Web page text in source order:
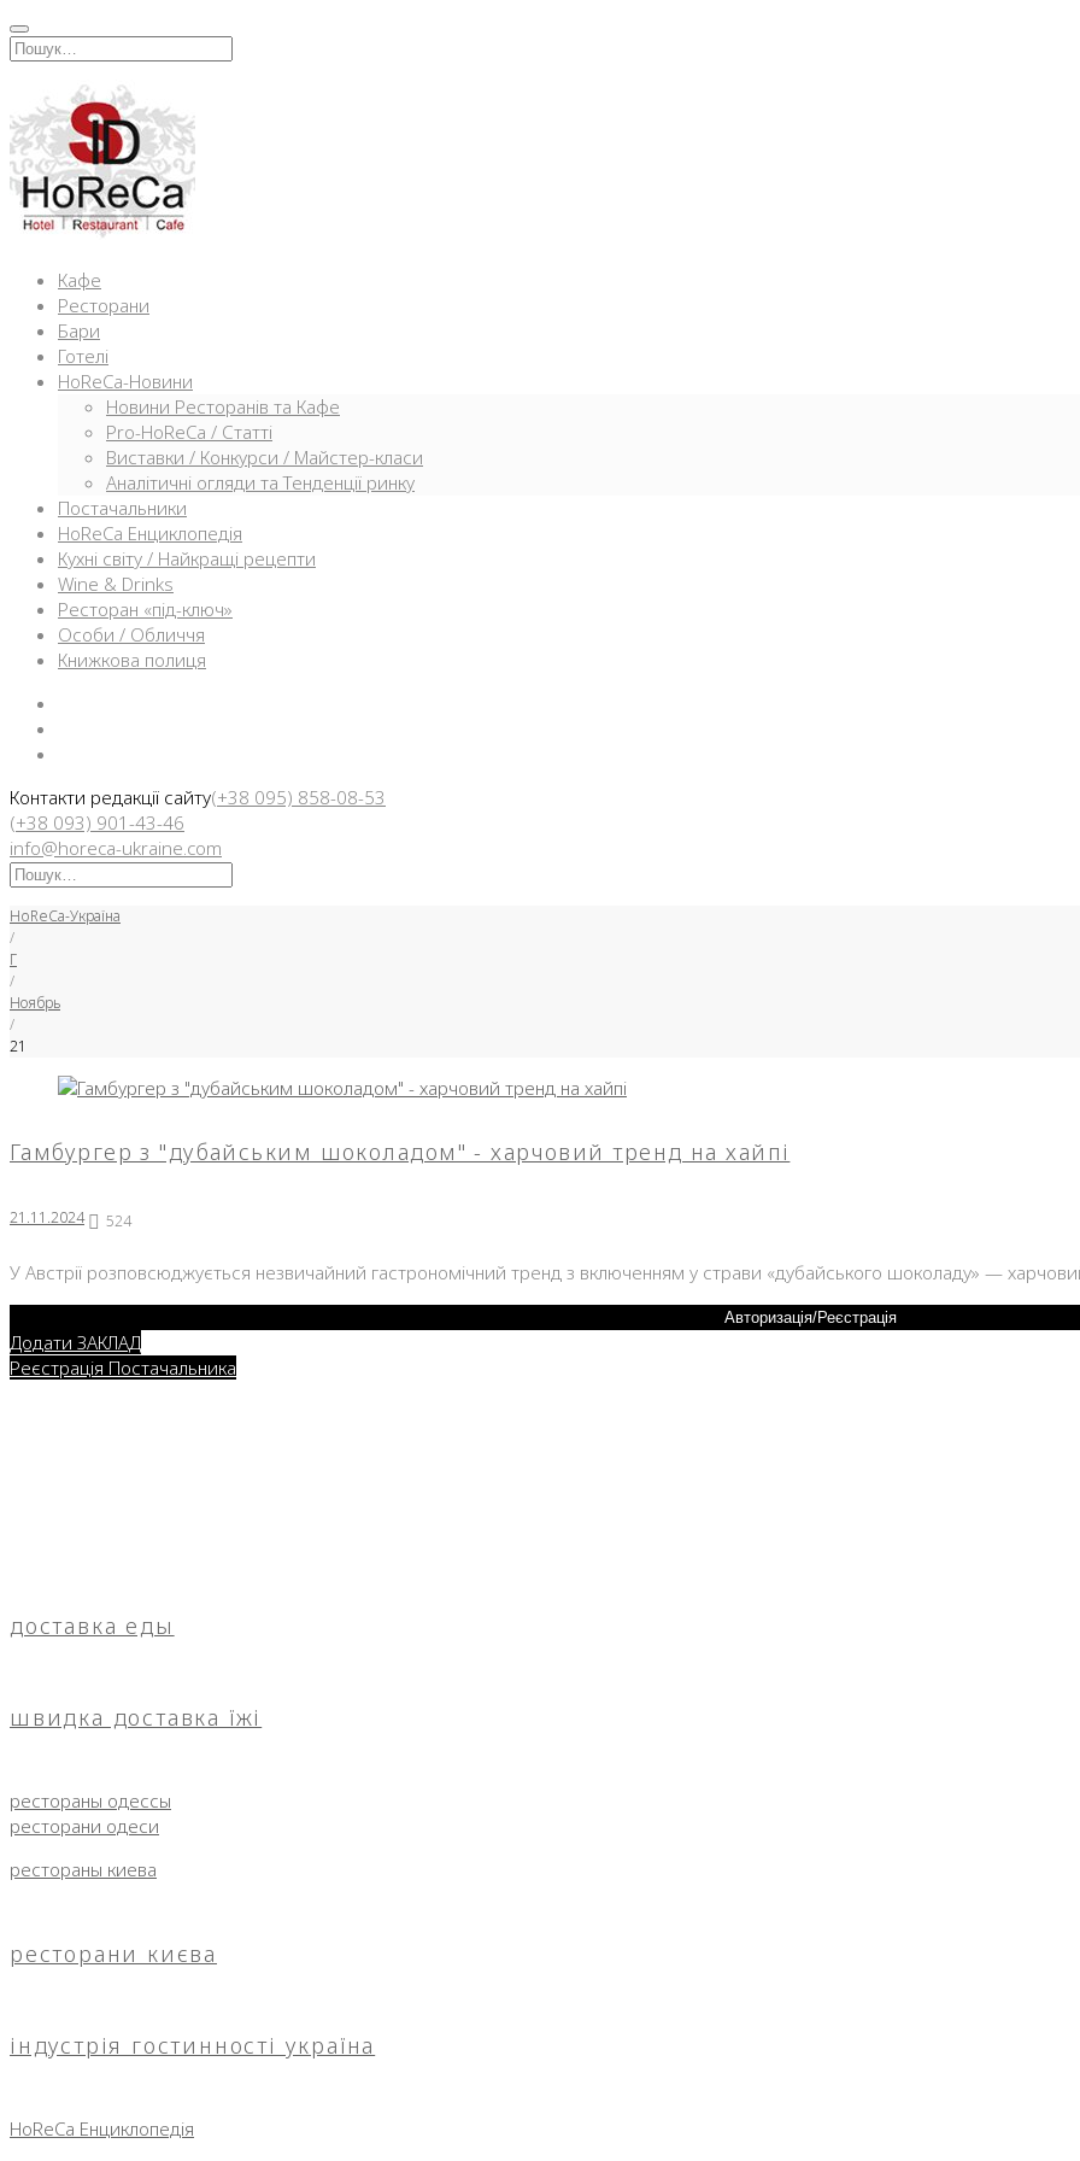
Перейти
кИскать:
Кафе
Ресторани
Бари
Готелі
HoReCa-Новини
Новини Ресторанів та Кафе
Pro-HoReCa / Статті
Виставки / Конкурси / Майстер-класи
Аналітичні огляди та Тенденції ринку
Постачальники
HoReCa Енциклопедія
Кухні світу / Найкращі рецепти
Wine & Drinks
Ресторан «під-ключ»
Особи / Обличчя
Книжкова полиця
Контакти редакції сайту(+38 095) 858-08-53
(+38 093) 901-43-46
info@horeca-ukraine.com
Искать:
HoReCa-Україна
/
Г
/
Ноябрь
/
21
День:
21.11.2024
Гамбургер з "дубайським шоколадом" - харчовий тренд на хайпі
21.11.2024 524
У Австрії розповсюджується незвичайний гастрономічний тренд з включенням у страви «дубайського шоколаду» —
Авторизація/Реєстрація
Додати ЗАКЛАД
Реєстрація Постачальника
доставка еды
швидка доставка їжі
рестораны одессы
ресторани одеси
рестораны киева
ресторани києва
індустрія гостинності україна
HoReCa Енциклопедія